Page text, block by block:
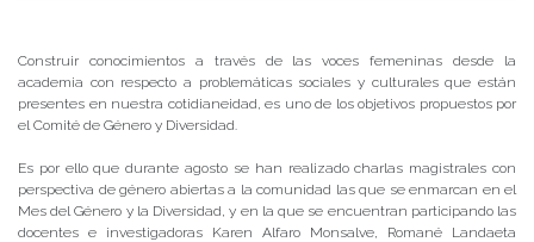
Construir conocimientos a través de las voces femeninas desde la
academia con respecto a problemáticas sociales y culturales que están
presentes en nuestra cotidianeidad, es uno de los objetivos propuestos por
el Comité de Género y Diversidad.
Es por ello que durante agosto se han realizado charlas magistrales con
perspectiva de género abiertas a la comunidad las que se enmarcan en el
Mes del Género y la Diversidad, y en la que se encuentran participando las
docentes e investigadoras Karen Alfaro Monsalve, Romané Landaeta